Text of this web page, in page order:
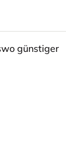
günstiger